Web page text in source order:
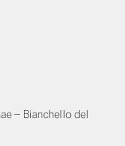
– Bianchello del